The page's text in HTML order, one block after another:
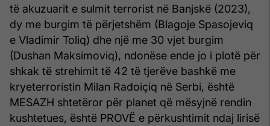
të akuzuarit e sulmit terrorist në Banjskë (2023),
dy me burgim të përjetshëm (Blagoje Spasojeviq
e Vladimir Toliq) dhe një me 30 vjet burgim
(Dushan Maksimoviq), ndonëse ende jo i plotë për
shkak të strehimit të 42 të tjerëve bashkë me
kryeterroristin Milan Radoiçiq në Serbi, është
MESAZH shtetëror për planet që mësyjnë rendin
kushtetues, është PROVË e përkushtimit ndaj lirisë